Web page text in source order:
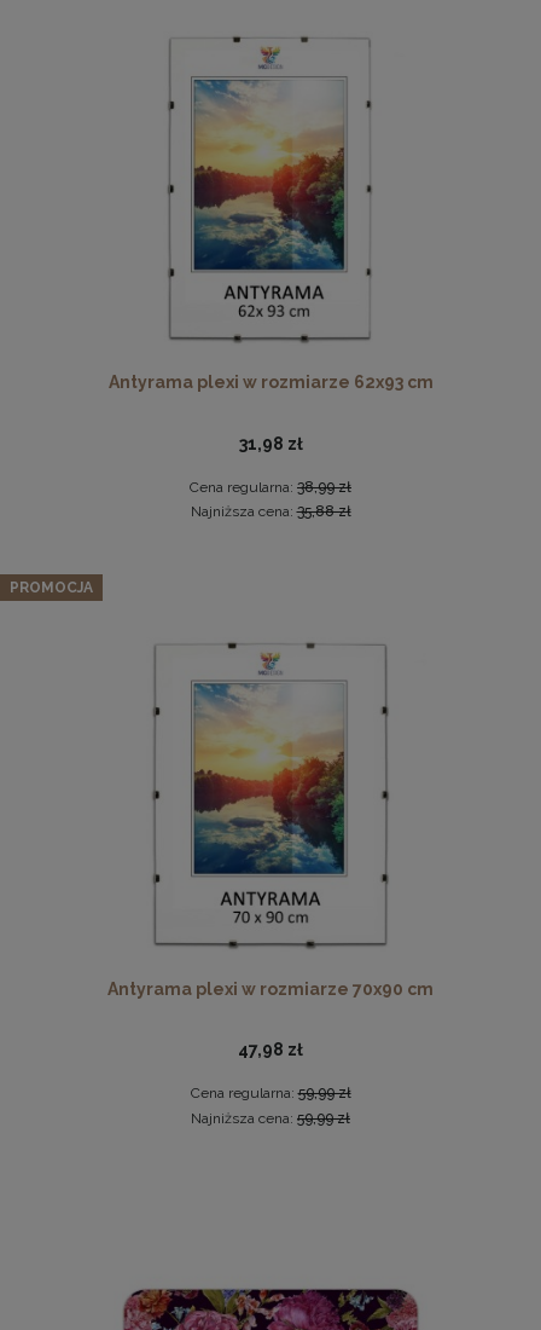
Drewniana, frezowana ramka na zdjęcia, plakaty, obrazy w
rozmiarze 15 x 21 cm w kolorze białym
14,99 zł
DO KOSZYKA
Drewniana, frezowana ramka na zdjęcia, plakaty, obrazy w
rozmiarze 18 x 24 cm w kolorze białym
16,99 zł
DO KOSZYKA
Antyrama plexi w rozmiarze 62x93 cm
31,98 zł
Cena regularna: 38,99 zł
Najniższa cena:35,88 zł
Antyrama plexi w rozmiarze 70x90 cm
47,98 zł
Cena regularna:59,99 zł
Najniższa cena: 59,99 zł
PROMOCJA